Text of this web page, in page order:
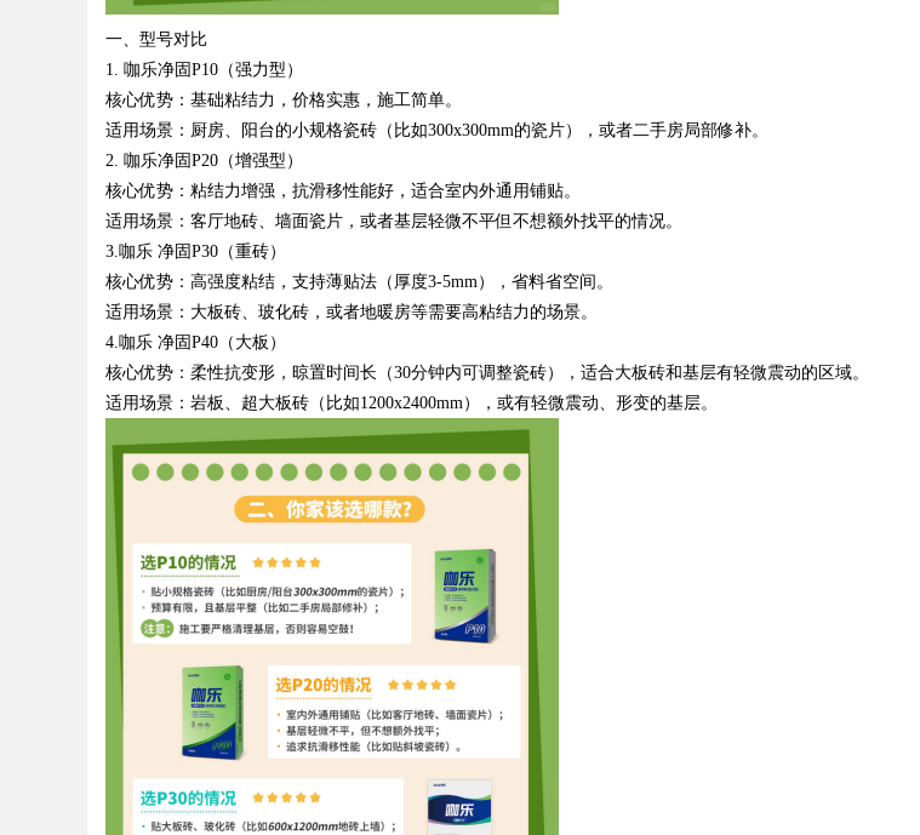
一、型号对比
1. 咖乐净固 P10 （强力型）
核心优势：基础粘结力，价格实惠，施工简单。
适用场景：厨房、阳台的小规格瓷砖（比如300x300mm的瓷片），或者二手房局部修补。
2. 咖乐净固 P20 （增强型）
核心优势：粘结力增强，抗滑移性能好，适合室内外通用铺贴。
适用场景：客厅地砖、墙面瓷片，或者基层轻微不平但不想额外找平的情况。
3.咖乐 净固 P30 （重砖）
核心优势：高强度粘结，支持薄贴法（厚度3-5mm），省料省空间。
适用场景：大板砖、玻化砖，或者地暖房等需要高粘结力的场景。
4.咖乐 净固 P40 （大板）
核心优势：柔性抗变形，晾置时间长（30分钟内可调整瓷砖），适合大板砖和基层有轻微震动的区域。
适用场景：岩板、超大板砖（比如1200x2400mm），或有轻微震动、形变的基层。